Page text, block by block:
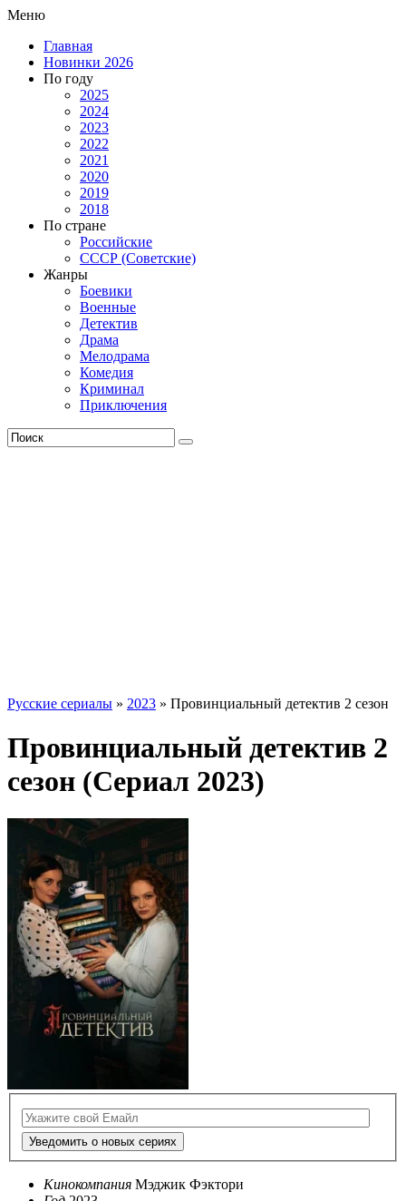
Меню
Главная
Новинки 2026
По году
2025
2024
2023
2022
2021
2020
2019
2018
По стране
Российские
СССР (Советские)
Жанры
Боевики
Военные
Детектив
Драма
Мелодрама
Комедия
Криминал
Приключения
Русские сериалы » 2023 » Провинциальный детектив 2 сезон
Провинциальный детектив 2
сезон (Сериал 2023)
Уведомить о новых сериях
Кинокомпания Мэджик Фэктори